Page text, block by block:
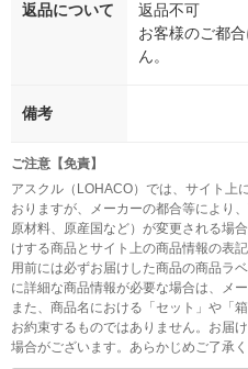
返品について
返品不可
お客様のご都
ん。
備考
ご注意【免責】
アスクル（LOHACO）では、サイト上
おりますが、メーカーの都合等により
原材料、原産国など）が変更される場
けする商品とサイト上の商品情報の表
用前には必ずお届けした商品の商品ラ
に詳細な商品情報が必要な場合は、メ
また、商品名における「セット」や「
お約束するものではありません。お届
場合がございます。あらかじめご了承く